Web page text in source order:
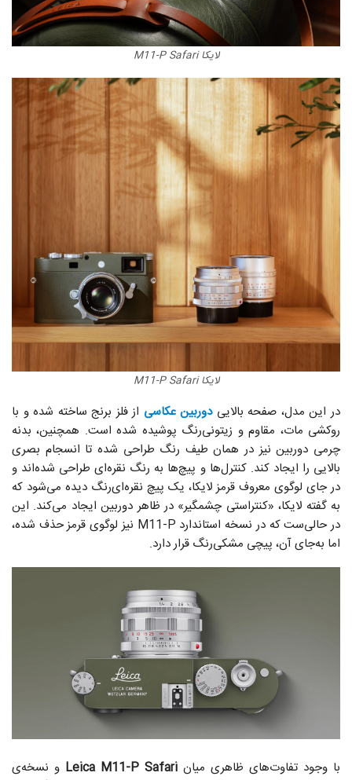
لایکا M11-P Safari
لایکا M11-P Safari
در این مدل، صفحه‌ بالاییدوربین عکاسی از فلز برنج ساخته شده و با
روکشی مات، مقاوم و زیتونی‌رنگ پوشیده شده است. همچنین، بدنه‌
چرمی دوربین نیز در همان طیف رنگ طراحی شده تا انسجام بصری
بالایی را ایجاد کند. کنترل‌ها و پیچ‌ها به رنگ نقره‌ای طراحی شده‌اند و
در جای لوگوی معروف قرمز لایکا، یک پیچ نقره‌ای‌رنگ دیده می‌شود که
به گفته‌ لایکا، «کنتراستی چشمگیر» در ظاهر دوربین ایجاد می‌کند. این
در حالی‌ست که در نسخه‌ استاندارد M11-P نیز لوگوی قرمز حذف شده،
اما به‌جای آن، پیچی مشکی‌رنگ قرار دارد.
با وجود تفاوت‌های ظاهری میان Leica M11-P Safari و نسخه‌ی